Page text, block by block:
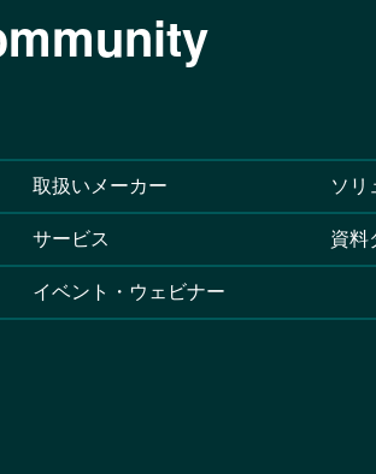
取扱いメーカー
ソリ
サービス
資料
イベント・ウェビナー